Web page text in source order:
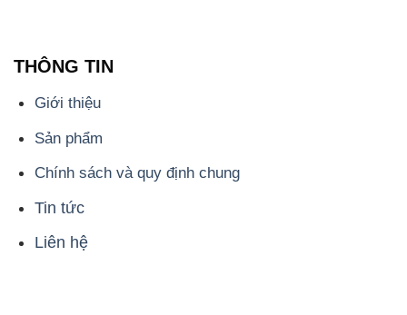
Chính sách và quy định chung
Tin tức
Liên hệ
📞
PHÒNG KINH DOANH - CÔNG TY HÓA CHẤT
ĐẮC TRƯỜNG PHÁT